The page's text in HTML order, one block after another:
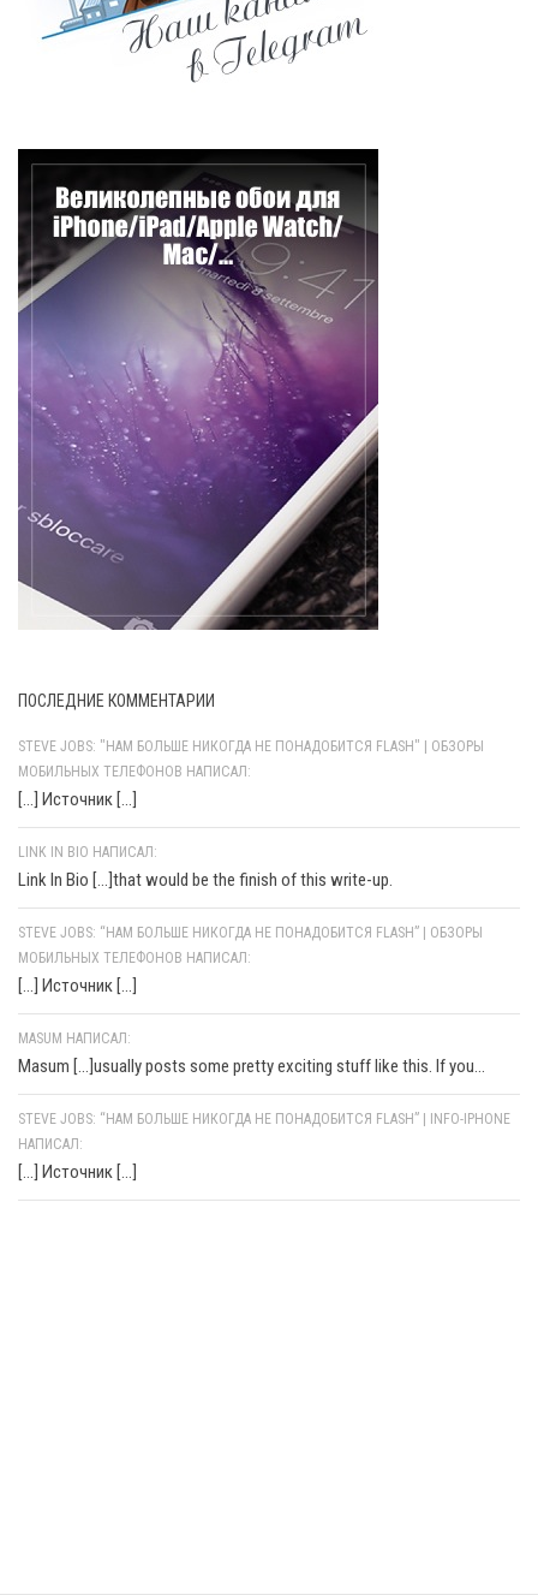
ПОСЛЕДНИЕ КОММЕНТАРИИ
STEVE JOBS: "НАМ БОЛЬШЕ НИКОГДА НЕ ПОНАДОБИТСЯ FLASH" | ОБЗОРЫ
МОБИЛЬНЫХ ТЕЛЕФОНОВ НАПИСАЛ:
[…] Источник […]
LINK IN BIO НАПИСАЛ:
Link In Bio [...]that would be the finish of this write-up.
STEVE JOBS: “НАМ БОЛЬШЕ НИКОГДА НЕ ПОНАДОБИТСЯ FLASH” | ОБЗОРЫ
МОБИЛЬНЫХ ТЕЛЕФОНОВ НАПИСАЛ:
[…] Источник […]
MASUM НАПИСАЛ:
Masum [...]usually posts some pretty exciting stuff like this. If you...
STEVE JOBS: “НАМ БОЛЬШЕ НИКОГДА НЕ ПОНАДОБИТСЯ FLASH” | INFO-IPHONE
НАПИСАЛ:
[…] Источник […]